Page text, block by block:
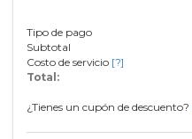
Tipo de pago
Subtotal
Costo de servicio [?]
Total:
¿Tienes un cupón de descuento?